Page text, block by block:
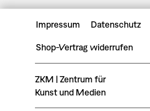
Impressum Datenschutz
Shop-Vertrag widerrufen
ZKM | Zentrum für
Kunst und Medien